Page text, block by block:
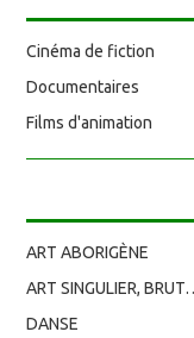
Cinéma de fiction
Documentaires
Films d'animation
ART ABORIGÈNE
ART SINGULIER,
DANSE